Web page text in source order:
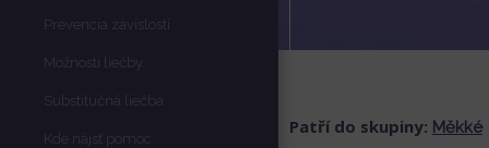
Prevencia závislosti
Možnosti liečby
Substitučná liečba
Kde nájsť pomoc
Patří do skupiny: Měkké